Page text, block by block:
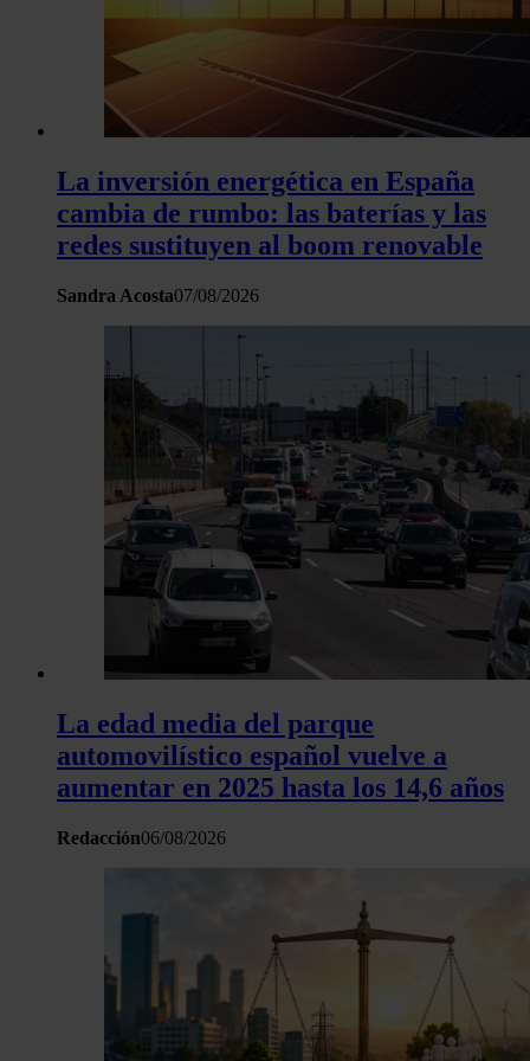
sitio web con nuestros partners de redes sociales,
análisis web, quienes pueden combinarla con otra
haya proporcionado o que hayan recopilado a partir del uso
hecho de sus servicios.
La inversión energética en España
cambia de rumbo: las baterías y las
redes sustituyen al boom renovable
Sandra Acosta07/08/2026
La edad media del parque
automovilístico español vuelve a
aumentar en 2025 hasta los 14,6 años
Redacción06/08/2026